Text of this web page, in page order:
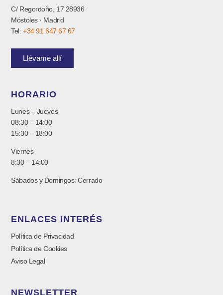
C/ Regordoño, 17 28936
Móstoles · Madrid
Tel:+34 91 647 67 67
Llévame allí
HORARIO
Lunes – Jueves
08:30 – 14:00
15:30 – 18:00
Viernes
8:30 – 14:00
Sábados y Domingos: Cerrado
ENLACES INTERÉS
Política de Privacidad
Política de Cookies
Aviso Legal
NEWSLETTER